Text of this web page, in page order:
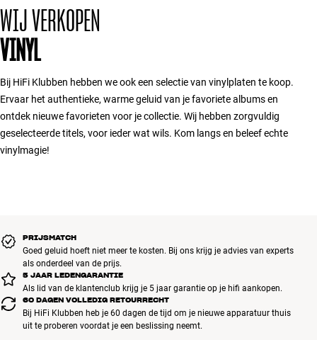
WIJ VERKOPEN
VINYL
Bij HiFi Klubben hebben we ook een selectie van vinylplaten te koop.
Ervaar het authentieke, warme geluid van je favoriete albums en
ontdek nieuwe favorieten voor je collectie. Wij hebben zorgvuldig
geselecteerde titels, voor ieder wat wils. Kom langs en beleef echte
vinylmagie!
PRIJSMATCH
Goed geluid hoeft niet meer te kosten. Bij ons krijg je advies van experts
als onderdeel van de prijs.
5 JAAR LEDENGARANTIE
Als lid van de klantenclub krijg je 5 jaar garantie op je hifi aankopen.
60 DAGEN VOLLEDIG RETOURRECHT
Bij HiFi Klubben heb je 60 dagen de tijd om je nieuwe apparatuur thuis
uit te proberen voordat je een beslissing neemt.